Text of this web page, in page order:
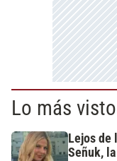
Lo más visto
Lejos
Señuk,